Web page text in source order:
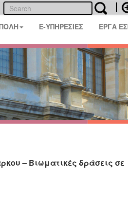
E-ΥΠΗΡΕΣΙΕΣ ΕΡΓΑ
– Βιωματικές δράσεις σε